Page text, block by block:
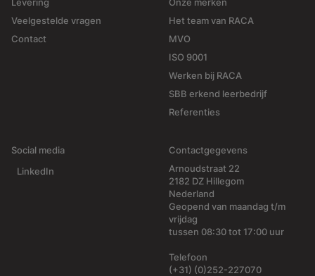
Veelgestelde vragen
Contact
Het team van RACA
MVO
ISO 9001
Werken bij RACA
SBB erkend leerbedrijf
Referenties
Social media
LinkedIn
Contactgegevens
Arnoudstraat 22
2182 DZ Hillegom
Nederland
Geopend van maandag t/m
vrijdag
tussen 08:30 tot 17:00 uur
Telefoon
(+31) (0)252-227070